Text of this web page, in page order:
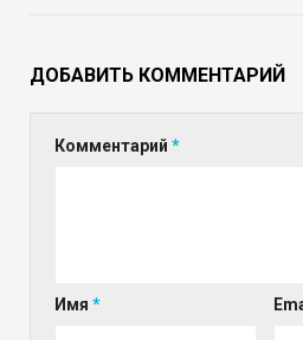
ДОБАВИТЬ КОММЕНТАРИЙ
Комментарий *
Имя *